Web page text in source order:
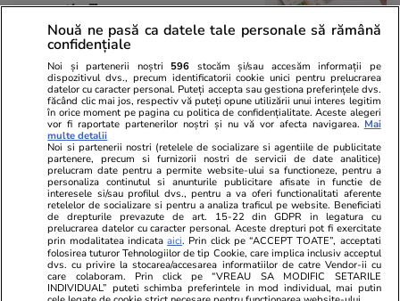
generația Z
Lifestyle 04 aug.
Cum se scrie corect: bineînțeles
sau bine înțeles
Bani și Afaceri 03 aug.
Nouă ne pasă ca datele tale personale să rămână
confidențiale
Noi și partenerii noștri 596 stocăm și/sau accesăm informații pe
dispozitivul dvs., precum identificatorii cookie unici pentru prelucrarea
datelor cu caracter personal. Puteți accepta sau gestiona preferințele dvs.
făcând clic mai jos, respectiv vă puteți opune utilizării unui interes legitim
în orice moment pe pagina cu politica de confidențialitate. Aceste alegeri
vor fi raportate partenerilor noștri și nu vă vor afecta navigarea. Mai
multe detalii
Noi si partenerii nostri (retelele de socializare si agentiile de publicitate
partenere, precum si furnizorii nostri de servicii de date analitice)
prelucram date pentru a permite website-ului sa functioneze, pentru a
personaliza continutul si anunturile publicitare afisate in functie de
interesele si/sau profilul dvs., pentru a va oferi functionalitati aferente
retelelor de socializare si pentru a analiza traficul pe website. Beneficiati
de drepturile prevazute de art. 15-22 din GDPR in legatura cu
prelucrarea datelor cu caracter personal. Aceste drepturi pot fi exercitate
prin modalitatea indicataaici. Prin click pe “ACCEPT TOATE”, acceptati
folosirea tuturor Tehnologiilor de tip Cookie, care implica inclusiv acceptul
dvs. cu privire la stocarea/accesarea informatiilor de catre Vendor-ii cu
care colaboram. Prin click pe “VREAU SA MODIFIC SETARILE
INDIVIDUAL” puteti schimba preferintele in mod individual, mai putin